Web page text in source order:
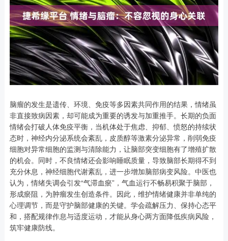
脑瘤的发生是遗传、环境、免疫等多因素共同作用的结果，情绪虽
非直接致病因素，却可能成为重要的诱发与加重推手。长期的负面
情绪会打破人体免疫平衡，当机体处于焦虑、抑郁、愤怒的持续状
态时，神经内分泌系统会紊乱，皮质醇等激素分泌异常，削弱免疫
细胞对异常细胞的监测与清除能力，让脑部突变细胞有了增殖扩散
的机会。同时，不良情绪还会影响睡眠质量，导致脑部长期得不到
充分休息，神经细胞代谢紊乱，进一步增加脑部病变风险。中医也
认为，情绪失调会引发“气滞血瘀”，气血运行不畅易积聚于脑部，
形成瘀阻，为肿瘤发生创造条件。因此，维护情绪健康并非单纯的
心理调节，而是守护脑部健康的关键。学会疏解压力、保持心态平
和，搭配规律作息与适度运动，才能从身心两方面降低疾病风险，
筑牢健康防线。